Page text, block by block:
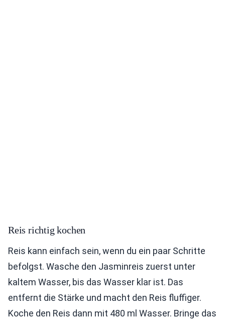
Reis richtig kochen
Reis kann einfach sein, wenn du ein paar Schritte
befolgst. Wasche den Jasminreis zuerst unter
kaltem Wasser, bis das Wasser klar ist. Das
entfernt die Stärke und macht den Reis fluffiger.
Koche den Reis dann mit 480 ml Wasser. Bringe das